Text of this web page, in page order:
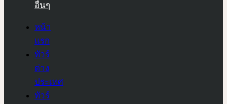
อื่นๆ
หน้า
แรก
ทัวร์
ต่าง
ประเทศ
ทัวร์